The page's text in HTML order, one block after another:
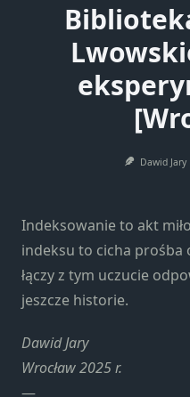
Dawid Jary
Indeksowanie to akt
indeksu to cicha
łączy z tym uczucie
jeszcze historie.
Dawid Jary
Wrocław 2025 r.
—